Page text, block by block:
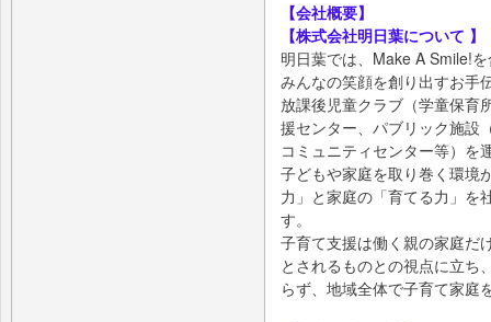
【会社概要】
【株式会社明日葉について 】
明日葉では、Make A Smile!
みんなの笑顔を創り出すお手
放課後児童クラブ（学童保育
援センター、パブリック施設
コミュニティセンター等）を
子どもや家庭を取り巻く環境
力」と家庭の「育てる力」を
す。
子育て支援は働く親の家庭だ
とされるものとの視点に立ち
らず、地域全体で子育て家庭